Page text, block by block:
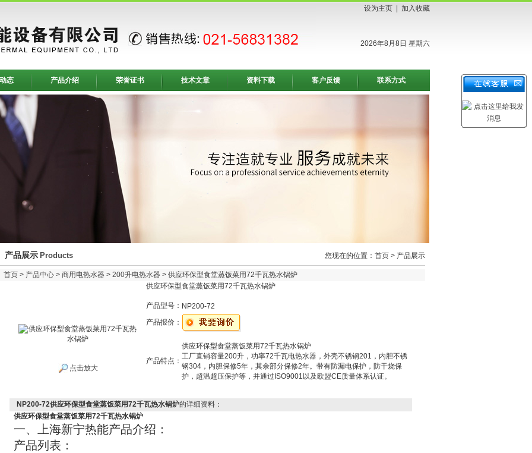
设为主页 加入收藏
2026年8月8日 星期六
态 产品介绍 荣誉证书 技术文章 资料下载 客户反馈 联系方式
产品展示 Products 您现在的位置： 首页 > 产品展示
首页 > 产品中心 > 商用电热水器 > 200升电热水器 > 供应环保型食堂蒸饭菜用72千瓦热水锅炉
供应环保型食堂蒸饭菜用72千瓦热水锅炉
点击放大
产品型号： NP200-72
产品报价：
产品特点：
供应环保型食堂蒸饭菜用72千瓦热水锅炉
工厂直销容量200升，功率72千瓦电热水器，外壳不锈钢201，内胆不锈
钢304，内胆保修5年，其余部分保修2年。带有防漏电保护，防干烧保
护，超温超压保护等，并通过ISO9001以及欧盟CE质量体系认证。
NP200-72供应环保型食堂蒸饭菜用72千瓦热水锅炉的详细资料：
供应环保型食堂蒸饭菜用72千瓦热水锅炉
一、 上海新宁热能产品介绍 ：
产品列表 ：